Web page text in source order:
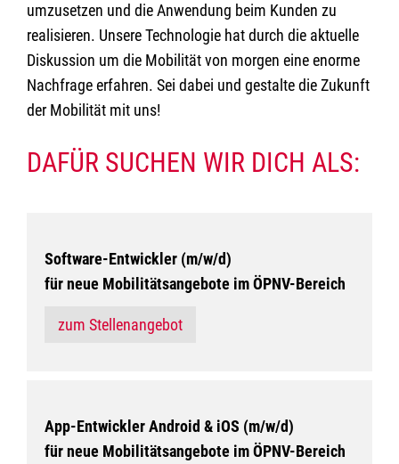
umzusetzen und die Anwendung beim Kunden zu
realisieren. Unsere Technologie hat durch die aktuelle
Diskussion um die Mobilität von morgen eine enorme
Nachfrage erfahren. Sei dabei und gestalte die Zukunft
der Mobilität mit uns!
DAFÜR SUCHEN WIR DICH ALS:
Software-Entwickler (m/w/d)
für neue Mobilitätsangebote im ÖPNV-Bereich
zum Stellenangebot
App-Entwickler Android & iOS (m/w/d)
für neue Mobilitätsangebote im ÖPNV-Bereich